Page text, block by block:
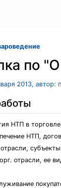
по
2013, автор:
НТП в торговле
НТП,
отрасли,
отрасли, ее